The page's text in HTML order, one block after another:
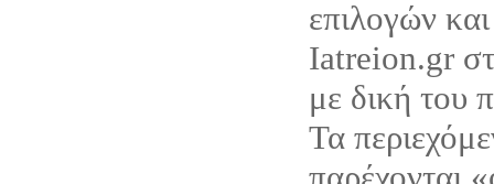
επιλογών
Iatreion.gr
με δική του
Τα